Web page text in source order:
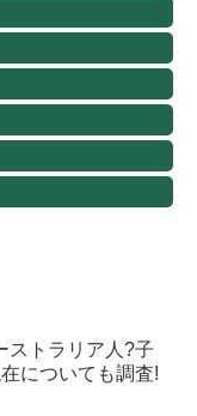
ストラリア人?子
についても調査!